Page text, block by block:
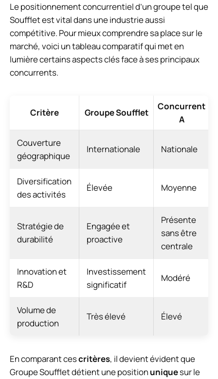
Le positionnement concurrentiel d’un groupe tel que
Soufflet est vital dans une industrie aussi
compétitive. Pour mieux comprendre sa place sur le
marché, voici un tableau comparatif qui met en
lumière certains aspects clés face à ses principaux
concurrents.
Critère Groupe Soufflet
Concurrent
A
Couverture
géographique
Internationale Nationale
Diversification
des activités
Élevée Moyenne
Stratégie de
durabilité
Engagée et
proactive
Présente
sans être
centrale
Innovation et
R&D
Investissement
significatif
Modéré
Volume de
production
Très élevé Élevé
En comparant cescritères, il devient évident que
Groupe Soufflet détient une position uniquesur le